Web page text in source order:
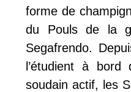
forme de
du Pouls de la
Segafrendo.
l’étudient à
soudain actif, les